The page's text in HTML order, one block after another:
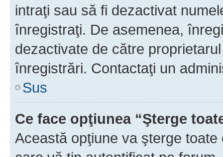
intraţi sau să fi dezactivat
înregistraţi. De asemenea,
dezactivate de către
înregistrări. Contactaţi un
Sus
Ce face opţiunea “Şterge
Această opţiune va şterge